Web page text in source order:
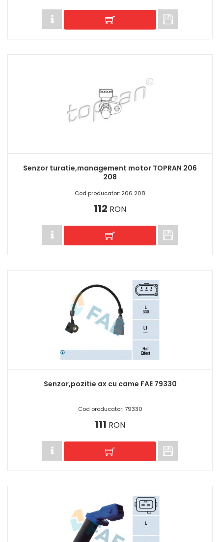
Senzor turatie,management motor TOPRAN 206
208
Cod producator: 206 208
112 RON
Senzor,pozitie ax cu came FAE 79330
Cod producator: 79330
111 RON